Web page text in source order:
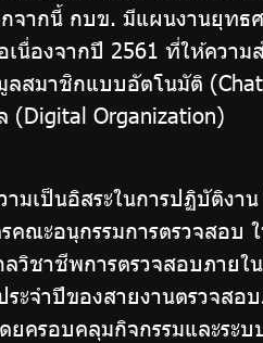
ากนี้ กบข. มีแผนงานยุทธ
นื่องจากปี 2561 ที่ให้ควา
สมาชิกแบบอัตโนมัติ
(Digital Organization)
เป็นอิสระในการปฏิบัติงา
ณะอนุกรรมการตรวจสอบ
วิชาชีพการตรวจสอบภาย
ะจำปีของสายงานตรวจส
ครอบคลุมกิจกรรมและร